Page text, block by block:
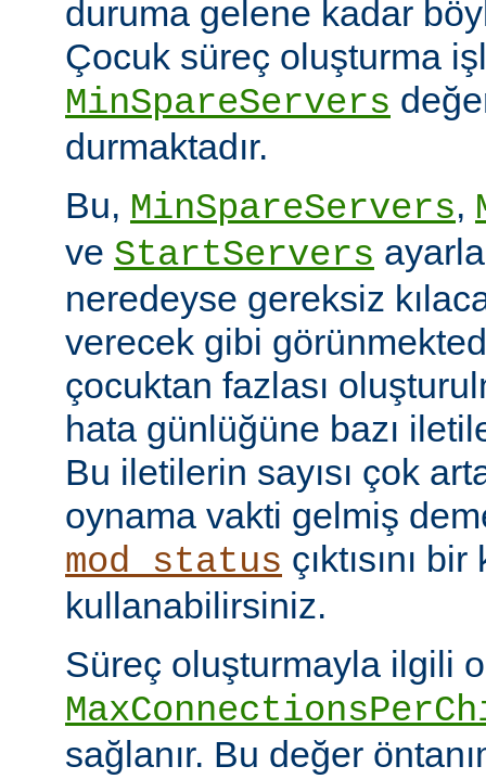
duruma gelene kadar
Çocuk süreç oluşturma
MinSpareServers
durmaktadır.
Bu, MinSpareServers,
ve StartServers
neredeyse gereksiz
verecek gibi
çocuktan fazlası
hata günlüğüne bazı
Bu iletilerin sayısı çok
oynama vakti gelmiş
mod_status çıktısını
kullanabilirsiniz.
Süreç oluşturmayla ilgili
sağlanır. Bu değer